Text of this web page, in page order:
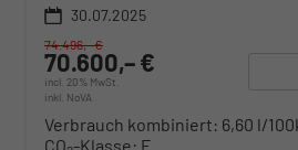
30.07.2025
70.600,– €
incl. 20% MwSt.
inkl. NoVA
74.496,– €
Verbrauch kombiniert: 6,60 l/
CO -Klasse: F